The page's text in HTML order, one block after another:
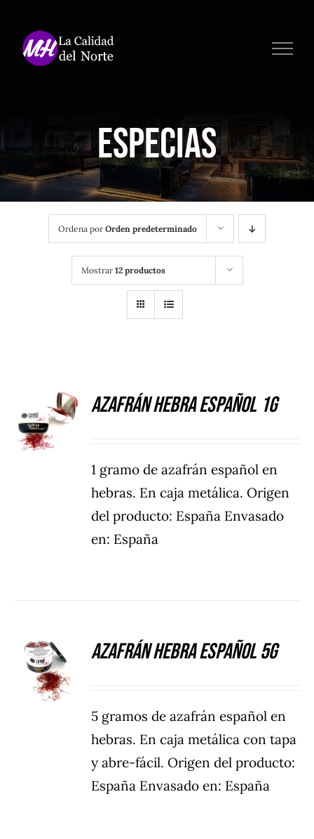
contenido
Especias
Ordena por Orden predeterminado
Mostrar 12 productos
DETALLES
Azafrán hebra español 1g
1 gramo de azafrán español en
hebras. En caja metálica. Origen
del producto: España Envasado
en: España
DETALLES
Azafrán hebra español 5g
5 gramos de azafrán español en
hebras. En caja metálica con tapa
y abre-fácil. Origen del producto:
España Envasado en: España